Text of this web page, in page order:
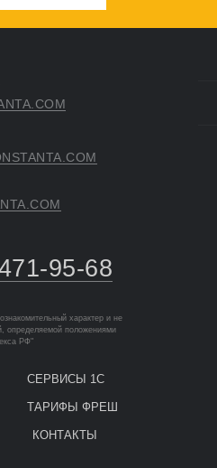
СЕРВИСЫ 1С
ТАРИФЫ ФРЕШ
КОНТАКТЫ
95-68
характер и не
определяемой положениями
РФ"